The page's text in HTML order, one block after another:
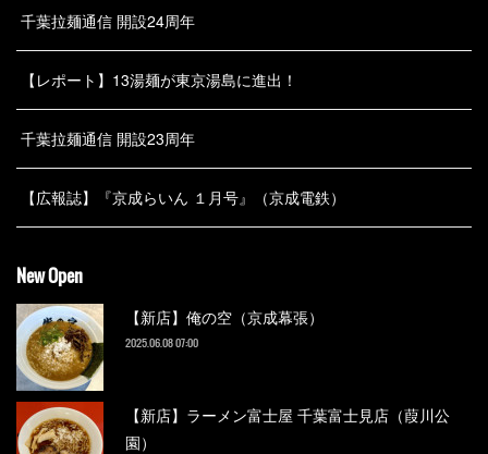
千葉拉麺通信 開設24周年
【レポート】13湯麺が東京湯島に進出！
千葉拉麺通信 開設23周年
【広報誌】『京成らいん １月号』（京成電鉄）
New Open
【新店】俺の空（京成幕張）
2025.06.08 07:00
【新店】ラーメン富士屋 千葉富士見店（葭川公
園）